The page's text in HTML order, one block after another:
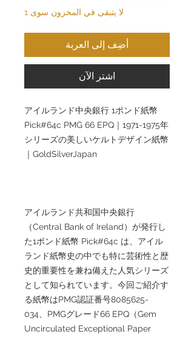
لا يتبقى في المخزون سوى 1
أضِف إلى العربة
اشترِ الآن
アイルランド中央銀行 1ポンド紙幣
Pick#64c PMG 66 EPQ｜1971-1975年
シリーズの美しいケルトデザイン紙幣
｜GoldSilverJapan
アイルランド共和国中央銀行
（Central Bank of Ireland）が発行し
た1ポンド紙幣 Pick#64c は、アイル
ランド紙幣史の中でも特に芸術性と歴
史的重要性を兼ね備えた人気シリーズ
として知られています。今回ご紹介す
る紙幣はPMG認証番号8085625-
034、PMGグレード66 EPQ（Gem
Uncirculated Exceptional Paper